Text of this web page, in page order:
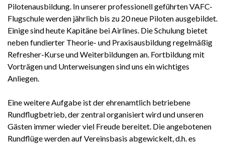
Pilotenausbildung. In unserer professionell geführten VAFC-
Flugschule werden jährlich bis zu 20 neue Piloten ausgebildet.
Einige sind heute Kapitäne bei Airlines. Die Schulung bietet
neben fundierter Theorie- und Praxisausbildung regelmäßig
Refresher-Kurse und Weiterbildungen an. Fortbildung mit
Vorträgen und Unterweisungen sind uns ein wichtiges
Anliegen.
Eine weitere Aufgabe ist der ehrenamtlich betriebene
Rundflugbetrieb, der zentral organisiert wird und unseren
Gästen immer wieder viel Freude bereitet. Die angebotenen
Rundflüge werden auf Vereinsbasis abgewickelt, d.h. es